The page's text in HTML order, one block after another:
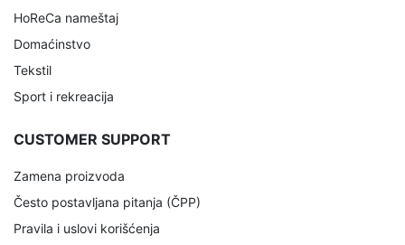
HoReCa nameštaj
Domaćinstvo
Tekstil
Sport i rekreacija
CUSTOMER SUPPORT
Zamena proizvoda
Često postavljana pitanja (ČPP)
Pravila i uslovi korišćenja